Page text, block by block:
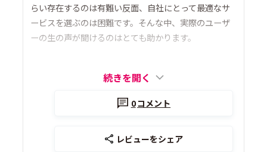
らい存在するのは有難い反面、自社にとって最適なサ
ービスを選ぶのは困難です。そんな中、実際のユーザ
ーの生の声が聞けるのはとても助かります。
続きを開く
0コメント
レビューをシェア